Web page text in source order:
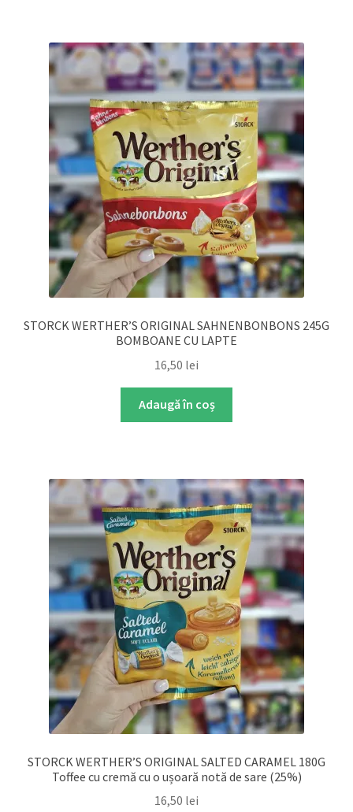
STORCK WERTHER’S ORIGINAL SAHNENBONBONS 245G
BOMBOANE CU LAPTE
16,50 lei
Adaugă în coș
STORCK WERTHER’S ORIGINAL SALTED CARAMEL 180G
Toffee cu cremă cu o ușoară notă de sare (25%)
16,50 lei